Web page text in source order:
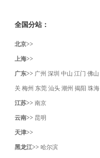
全国分站：
北京>>
上海>>
广东>> 广州 深圳 中山 江门 佛山
关 梅州 东莞 汕头 潮州 揭阳 珠海
江苏>> 南京
云南>> 昆明
天津>>
黑龙江>> 哈尔滨